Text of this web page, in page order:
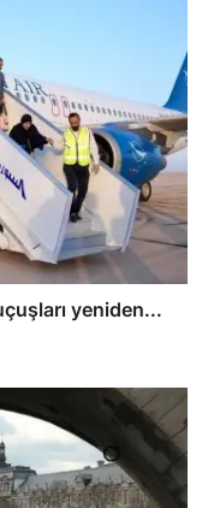
yeniden...